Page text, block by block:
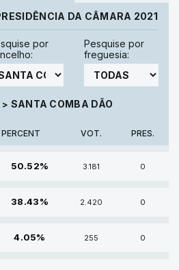
DA CÂMARA 2021
por
Pesquise por
freguesia:
> SANTA COMBA DÃO
PERCENT VOT. PRES.
50.52% 3.181 0
38.43% 2.420 0
4.05% 255 0